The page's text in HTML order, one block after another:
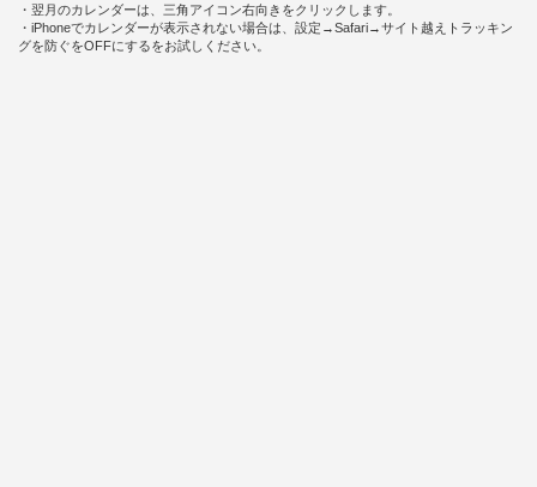
・翌月のカレンダーは、三角アイコン右向きをクリックします。
・iPhoneでカレンダーが表示されない場合は、設定→Safari→サイト越えトラッキン
グを防ぐをOFFにするをお試しください。